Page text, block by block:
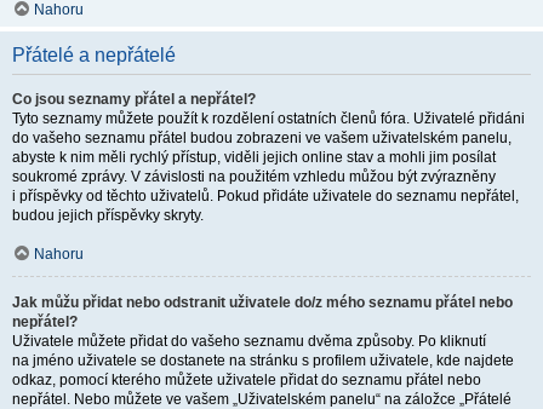
Nahoru
Přátelé a nepřátelé
Co jsou seznamy přátel a nepřátel?
Tyto seznamy můžete použít k rozdělení ostatních členů fóra. Uživatelé přidáni
do vašeho seznamu přátel budou zobrazeni ve vašem uživatelském panelu,
abyste k nim měli rychlý přístup, viděli jejich online stav a mohli jim posílat
soukromé zprávy. V závislosti na použitém vzhledu můžou být zvýrazněny
i příspěvky od těchto uživatelů. Pokud přidáte uživatele do seznamu nepřátel,
budou jejich příspěvky skryty.
Nahoru
Jak můžu přidat nebo odstranit uživatele do/z mého seznamu přátel nebo
nepřátel?
Uživatele můžete přidat do vašeho seznamu dvěma způsoby. Po kliknutí
na jméno uživatele se dostanete na stránku s profilem uživatele, kde najdete
odkaz, pomocí kterého můžete uživatele přidat do seznamu přátel nebo
nepřátel. Nebo můžete ve vašem „Uživatelském panelu“ na záložce „Přátelé